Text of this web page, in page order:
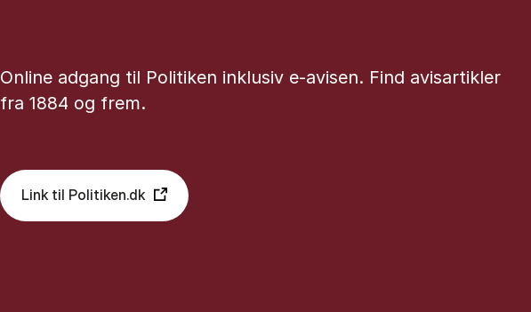
Online adgang til Politiken inklusiv e-avisen. Find avisartikler
fra 1884 og frem.
Link til Politiken.dk